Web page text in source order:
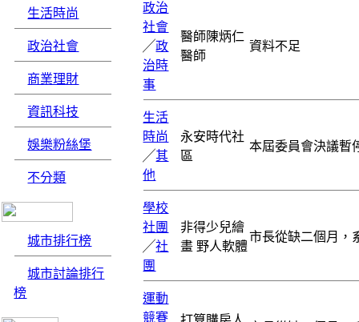
生活時尚
政治社會
商業理財
資訊科技
娛樂粉絲堡
不分類
城市排行榜
城市討論排行
榜
政治
社會
╱政
治時
事
醫師陳炳仁
醫師
資料不足
生活
時尚
╱其
他
永安時代社
區
本屆委員會決議暫
學校
社團
╱社
團
非得少兒繪
畫 野人軟體
市長從缺二個月，
運動
競賽